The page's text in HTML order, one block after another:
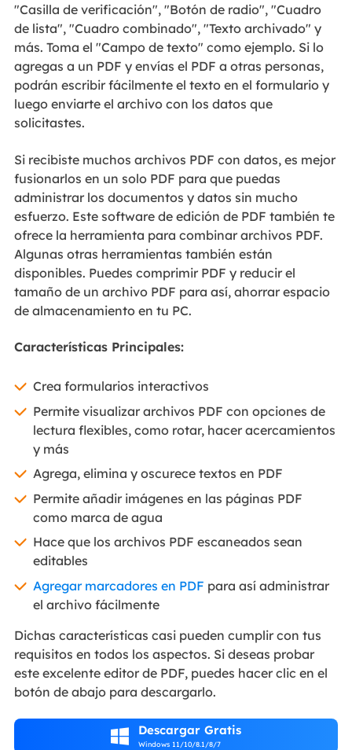
"Casilla de verificación", "Botón de radio", "Cuadro
de lista", "Cuadro combinado", "Texto archivado" y
más. Toma el "Campo de texto" como ejemplo. Si lo
agregas a un PDF y envías el PDF a otras personas,
podrán escribir fácilmente el texto en el formulario y
luego enviarte el archivo con los datos que
solicitastes.
Si recibiste muchos archivos PDF con datos, es mejor
fusionarlos en un solo PDF para que puedas
administrar los documentos y datos sin mucho
esfuerzo. Este software de edición de PDF también te
ofrece la herramienta para combinar archivos PDF.
Algunas otras herramientas también están
disponibles. Puedes comprimir PDF y reducir el
tamaño de un archivo PDF para así, ahorrar espacio
de almacenamiento en tu PC.
Características Principales:
Crea formularios interactivos
Permite visualizar archivos PDF con opciones de
lectura flexibles, como rotar, hacer acercamientos
y más
Agrega, elimina y oscurece textos en PDF
Permite añadir imágenes en las páginas PDF
como marca de agua
Hace que los archivos PDF escaneados sean
editables
Agregar marcadores en PDF para así administrar
el archivo fácilmente
Dichas características casi pueden cumplir con tus
requisitos en todos los aspectos. Si deseas probar
este excelente editor de PDF, puedes hacer clic en el
botón de abajo para descargarlo.
 Descargar Gratis
Windows 11/10/8.1/8/7